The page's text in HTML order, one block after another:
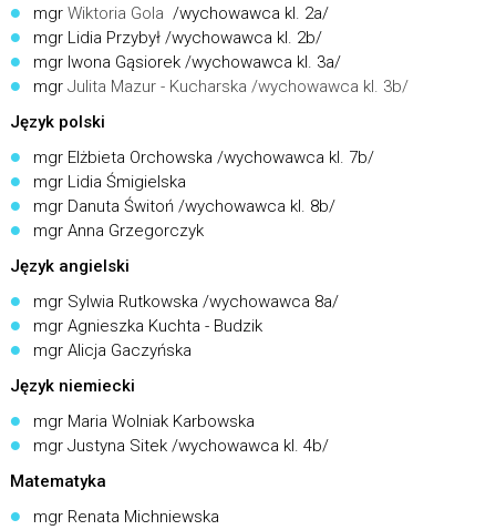
mgr Wiktoria Gola /wychowawca kl. 2a/
mgr Lidia Przybył /wychowawca kl. 2b/
mgr Iwona Gąsiorek /wychowawca kl. 3a/
mgr Julita Mazur - Kucharska/wychowawca kl. 3b/
Język polski
mgr Elżbieta Orchowska /wychowawca kl. 7b/
mgr Lidia Śmigielska
mgr Danuta Świtoń /wychowawca kl. 8b/
mgr Anna Grzegorczyk
Język angielski
mgr Sylwia Rutkowska /wychowawca 8a/
mgr Agnieszka Kuchta - Budzik
mgr Alicja Gaczyńska
Język niemiecki
mgr Maria Wolniak Karbowska
mgr Justyna Sitek /wychowawca kl. 4b/
Matematyka
mgr Renata Michniewska